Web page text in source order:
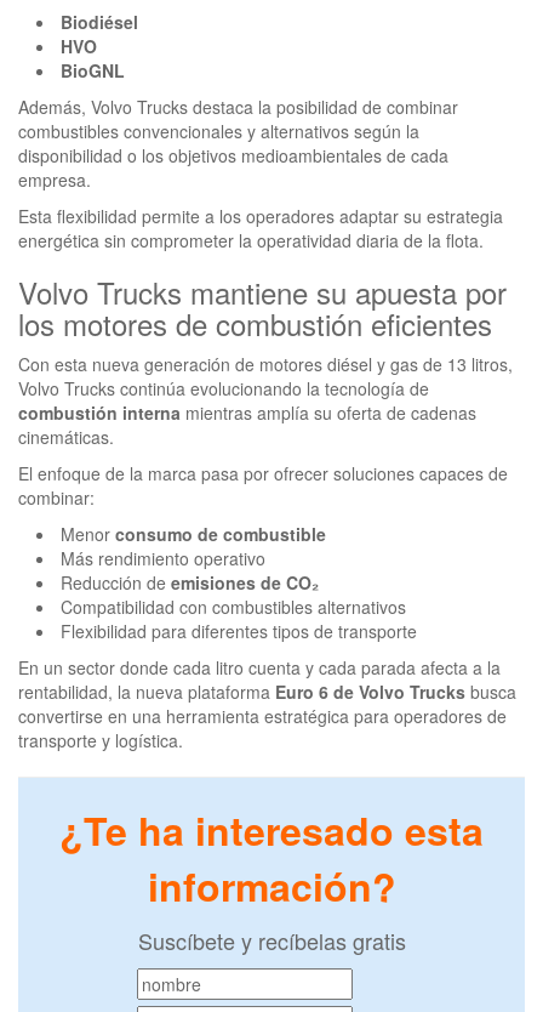
Biodiésel
HVO
BioGNL
Además, Volvo Trucks destaca la posibilidad de combinar
combustibles convencionales y alternativos según la
disponibilidad o los objetivos medioambientales de cada
empresa.
Esta flexibilidad permite a los operadores adaptar su estrategia
energética sin comprometer la operatividad diaria de la flota.
Volvo Trucks mantiene su apuesta por
los motores de combustión eficientes
Con esta nueva generación de motores diésel y gas de 13 litros,
Volvo Trucks continúa evolucionando la tecnología de
combustión interna mientras amplía su oferta de cadenas
cinemáticas.
El enfoque de la marca pasa por ofrecer soluciones capaces de
combinar:
Menor consumo de combustible
Más rendimiento operativo
Reducción de emisiones de CO₂
Compatibilidad con combustibles alternativos
Flexibilidad para diferentes tipos de transporte
En un sector donde cada litro cuenta y cada parada afecta a la
rentabilidad, la nueva plataforma Euro 6 de Volvo Trucks busca
convertirse en una herramienta estratégica para operadores de
transporte y logística.
¿Te ha interesado esta
información?
Suscíbete y recíbelas gratis